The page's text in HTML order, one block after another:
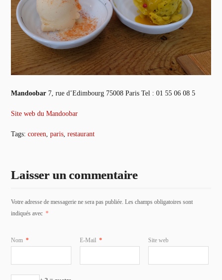
Mandoobar 7, rue d’Edimbourg 75008 Paris Tel : 01 55 06 08 5
Site web du Mandoobar
Tags:coreen,paris,restaurant
Laisser un commentaire
Votre adresse de messagerie ne sera pas publiée. Les champs obligatoires sont
indiqués avec *
Nom * E-Mail * Site web